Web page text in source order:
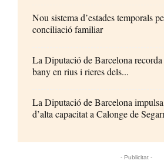
Nou sistema d’estades temporals
conciliació familiar
La Diputació de Barcelona
bany en rius i rieres dels...
La Diputació de Barcelona
d’alta capacitat a Calonge de
- Publicitat -